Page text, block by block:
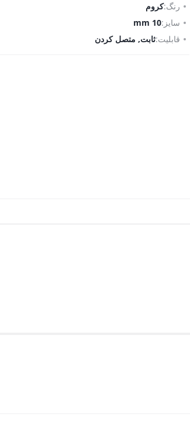
رنگ:کروم
سایز:10 mm
قابلیت:ثابت, متصل کردن